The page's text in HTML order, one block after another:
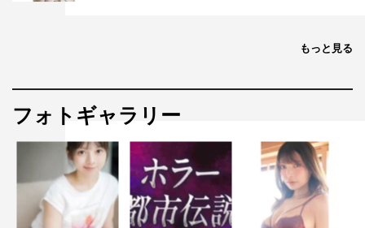
第2弾のいづみは、振り回されるだけじゃありません。パ
えてもらったことがいづみの血肉になっている感覚です。
そんないづみの成長した姿も楽しんでいただけたらと思い
ます。でもすぐにハルコさんにガツーンとやられちゃいま
すが…。
大地さんとは阿吽の呼吸で掛け合いもできるようになって
もっと見る
フォトギャラリー